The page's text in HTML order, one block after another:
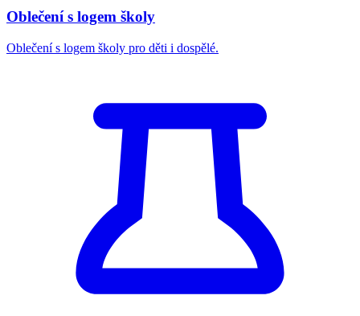
Oblečení s logem školy
Oblečení s logem školy pro děti i dospělé.